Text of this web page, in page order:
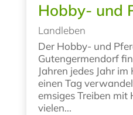
Hobby- und
Landleben
Der Hobby- und
Gutengermendorf
Jahren jedes Jahr
einen Tag
emsiges Treiben mit
vielen...